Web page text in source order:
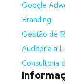
Google
Branding
Gestão de
Auditoria a
Consultoria